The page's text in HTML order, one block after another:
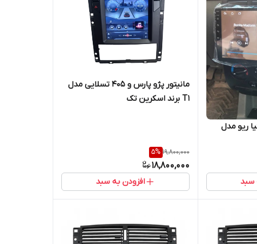
کیا ریو مدل
سبد
مانیتور پژو پارس و 405 تسلایی مدل
T1 برند اسکرین تک
19,800,000
5%
18,800,000
افزودن به سبد